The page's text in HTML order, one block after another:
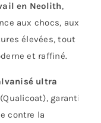
en Neolith,
aux chocs, aux
élevées, tout
et raffiné.
ultra
garantit
contre la